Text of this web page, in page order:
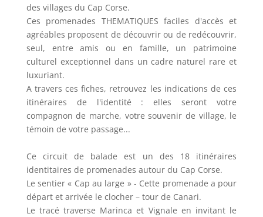
des villages du Cap Corse.
Ces promenades THEMATIQUES faciles d'accès et
agréables proposent de découvrir ou de redécouvrir,
seul, entre amis ou en famille, un patrimoine
culturel exceptionnel dans un cadre naturel rare et
luxuriant.
A travers ces fiches, retrouvez les indications de ces
itinéraires de l'identité : elles seront votre
compagnon de marche, votre souvenir de village, le
témoin de votre passage...
Ce circuit de balade est un des 18 itinéraires
identitaires de promenades autour du Cap Corse.
Le sentier « Cap au large » - Cette promenade a pour
départ et arrivée le clocher – tour de Canari.
Le tracé traverse Marinca et Vignale en invitant le